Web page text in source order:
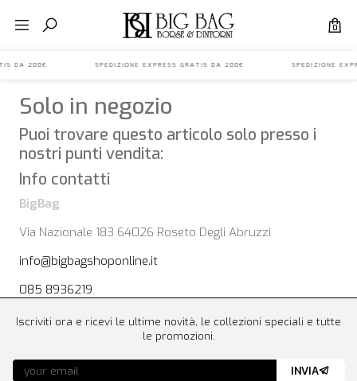
0
GRATIS DA 200€ SPEDIZIONE EXPRESS GRATIS DA 200€ SPEDIZIONE
Solo in negozio
Puoi trovare questo articolo solo presso i
nostri punti vendita:
Info contatti
BigBag
Via Nazionale 183 64026 Roseto Degli Abruzzi
info@bigbagshoponline.it
085 8936219
Iscriviti ora e ricevi le ultime novità, le collezioni speciali e tutte
le promozioni.
INVIA